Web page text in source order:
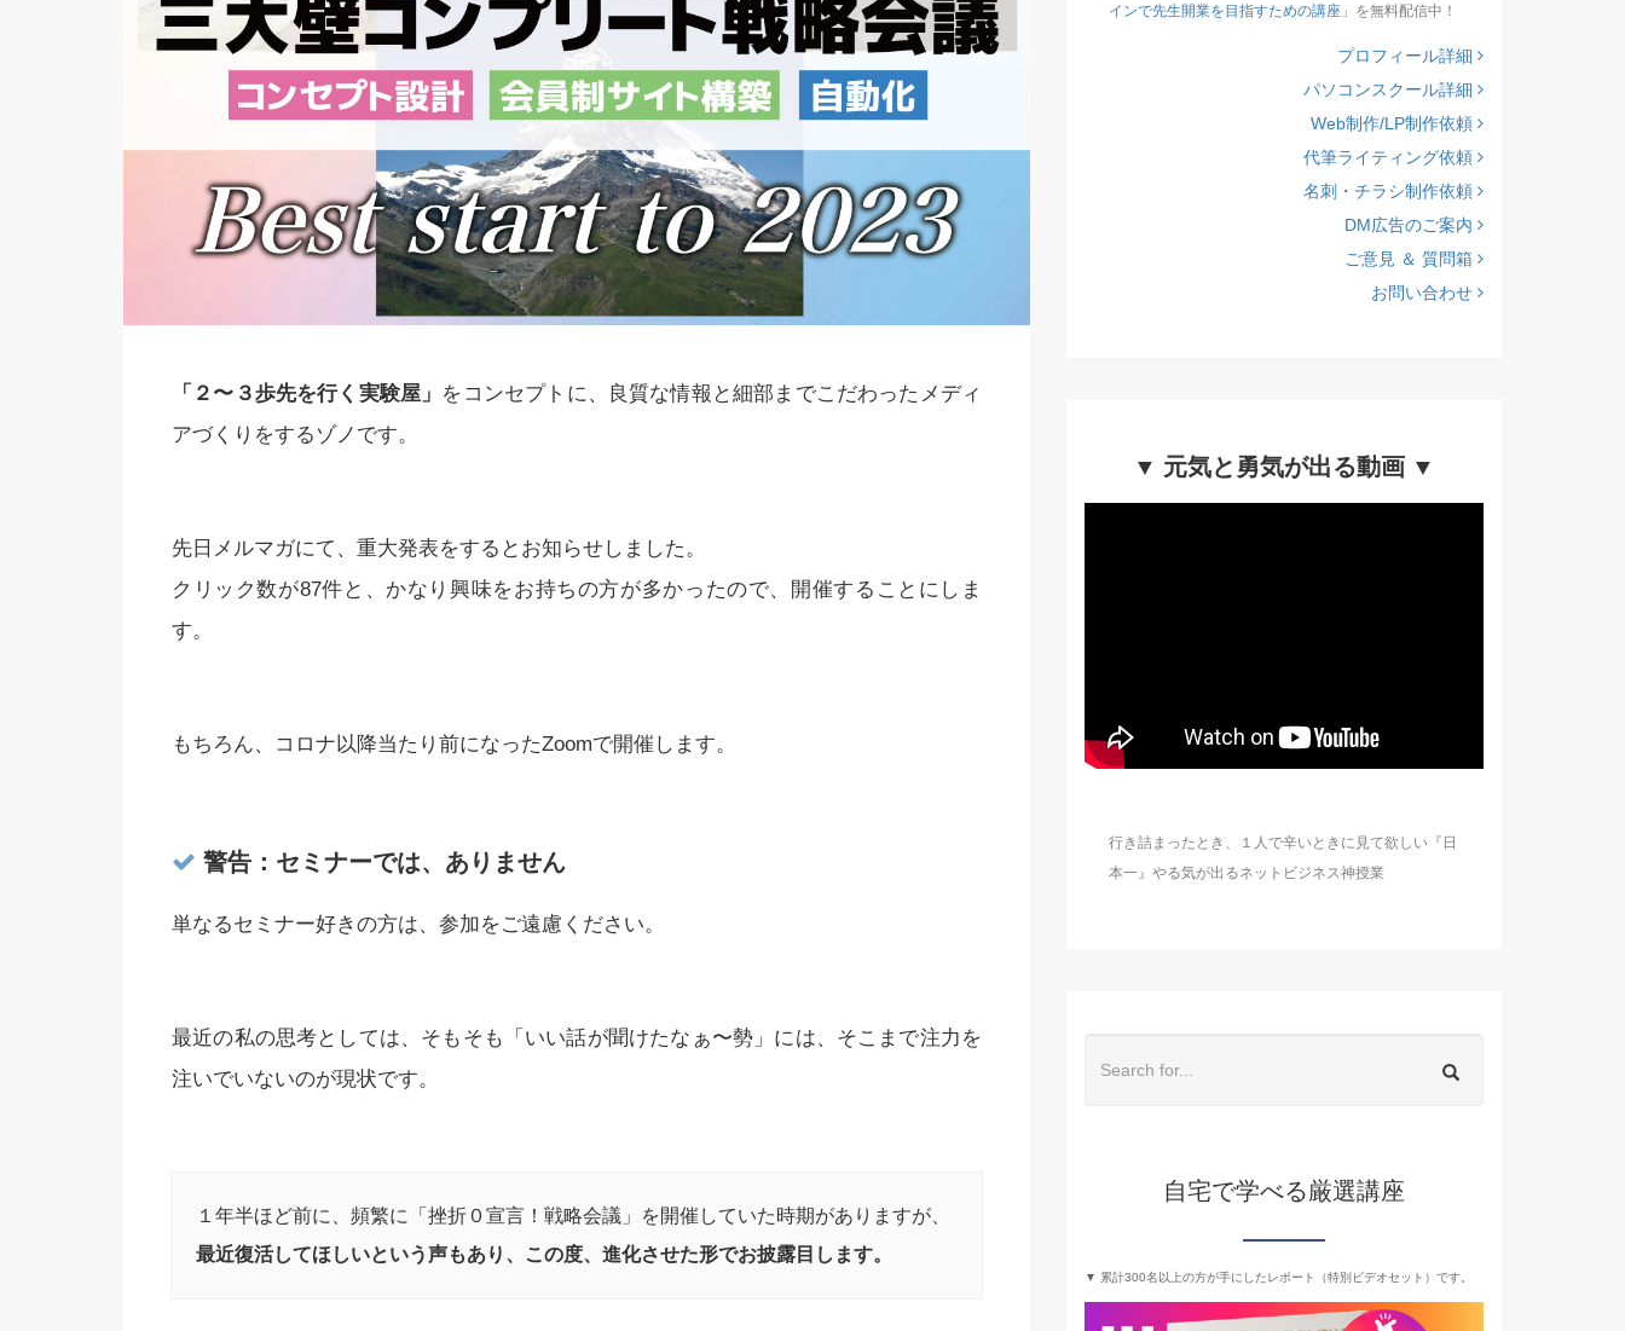
「２〜３歩先を行く実験屋」 をコンセプトに、良質な情報と細部までこだわったメディ
アづくりをするゾノです。
先日メルマガにて、重大発表をするとお知らせしました。
クリック数が87件と、かなり興味をお持ちの方が多かったので、開催することにしま
す。
もちろん、コロナ以降当たり前になったZoomで開催します。
警告：セミナーでは、ありません
単なるセミナー好きの方は、参加をご遠慮ください。
最近の私の思考としては、そもそも「いい話が聞けたなぁ〜勢」には、そこまで注力を
注いでいないのが現状です。
１年半ほど前に、頻繁に「挫折０宣言！戦略会議」を開催していた時期がありますが、
最近復活してほしいという声もあり、この度、進化させた形でお披露目します。
インで先生開業を目指すための講座 」を無料配信中！
プロフィール詳細
パソコンスクール詳細
Web制作/LP制作依頼
代筆ライティング依頼
名刺・チラシ制作依頼
DM広告のご案内
ご意見 ＆ 質問箱
お問い合わせ
▼ 元気と勇気が出る動画 ▼
行き詰まったとき、１人で辛いときに見て欲しい『日
本一』やる気が出るネットビジネス神授業
自宅で学べる厳選講座
▼ 累計300名以上の方が手にしたレポート（特別ビデオセット）です。